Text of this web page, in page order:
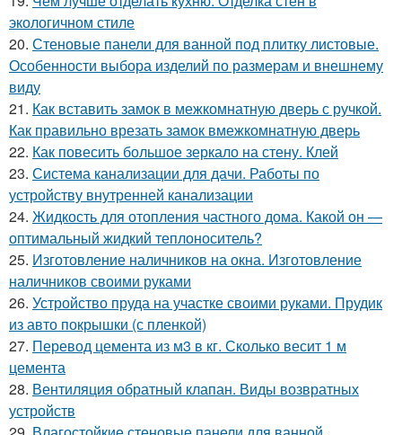
экологичном стиле
20. Стеновые панели для ванной под плитку листовые.
Особенности выбора изделий по размерам и внешнему
виду
21. Как вставить замок в межкомнатную дверь с ручкой.
Как правильно врезать замок вмежкомнатную дверь
22. Как повесить большое зеркало на стену. Клей
23. Система канализации для дачи. Работы по
устройству внутренней канализации
24. Жидкость для отопления частного дома. Какой он —
оптимальный жидкий теплоноситель?
25. Изготовление наличников на окна. Изготовление
наличников своими руками
26. Устройство пруда на участке своими руками. Прудик
из авто покрышки (с пленкой)
27. Перевод цемента из м3 в кг. Сколько весит 1 м
цемента
28. Вентиляция обратный клапан. Виды возвратных
устройств